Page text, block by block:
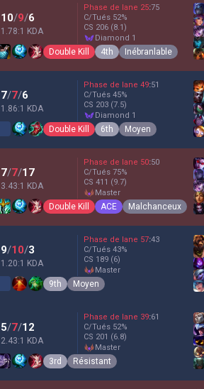
10/9/6
1.78:1 KDA
Phase de lane 25:75
C/Tués 52%
CS 206 (8.1)
diamond 1
Double Kill 4th Inébranlable
7/7/6
1.86:1 KDA
Phase de lane 49:51
C/Tués 45%
CS 203 (7.5)
diamond 1
Double Kill 6th Moyen
7/7/17
3.43:1 KDA
Phase de lane 50:50
C/Tués 75%
CS 411 (9.7)
master
Double Kill ACE Malchanceux
9/10/3
1.20:1 KDA
Phase de lane 57:43
C/Tués 43%
CS 189 (6)
master
9th Moyen
5/7/12
2.43:1 KDA
Phase de lane 39:61
C/Tués 52%
CS 201 (6.8)
master
3rd Résistant